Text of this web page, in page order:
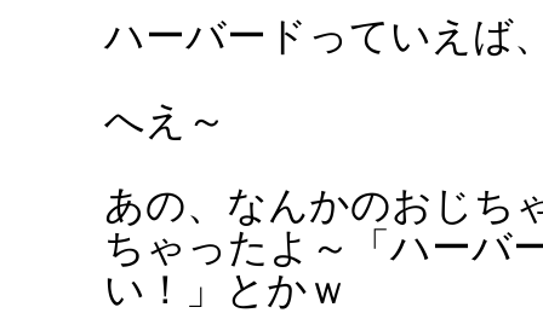
ハーバードっていえば
へえ～
あの、なんかのおじち
ちゃったよ～「ハーバ
い！」とかｗ